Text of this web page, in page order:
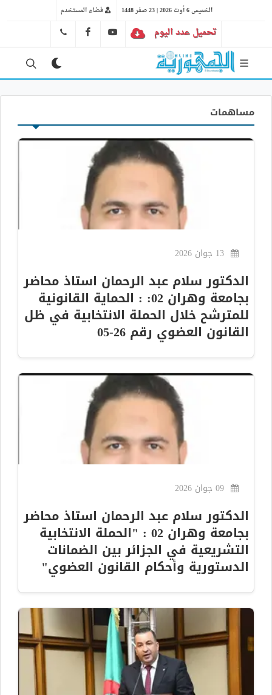
الخميس 6 أوت 2026 | 23 صفر 1448 فضاء المستخدم
تحميل عدد اليوم YT
FB
مساهمات
الدكتور سلام عبد الرحمان استاذ محاضر
بجامعة وهران 02: : الحماية القانونية
للمترشح خلال الحملة الانتخابية في ظل
القانون العضوي رقم 26-05
الدكتور سلام عبد الرحمان استاذ محاضر
بجامعة وهران 02 : "الحملة الانتخابية
التشريعية في الجزائر بين الضمانات
الدستورية وأحكام القانون العضوي"